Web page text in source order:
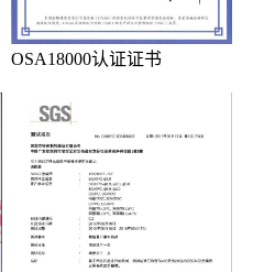
OSA18000认证证书